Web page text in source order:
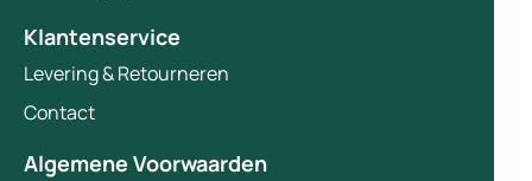
Klantenservice
Levering & Retourneren
Contact
Algemene Voorwaarden